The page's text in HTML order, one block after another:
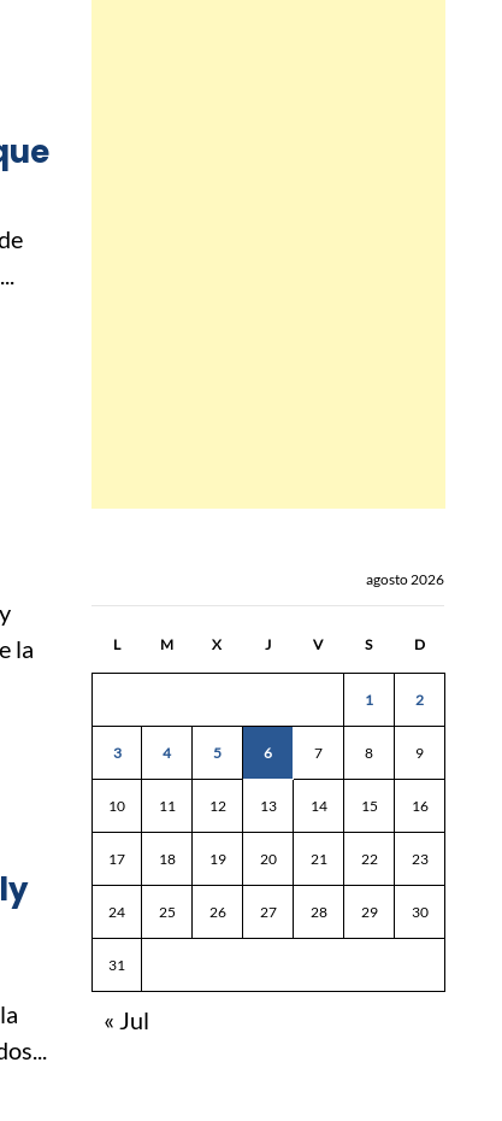
la
agosto 2026
L M X J V S D
1 2
3 4 5 6 7 8 9
10 11 12 13 14 15 16
17 18 19 20 21 22 23
24 25 26 27 28 29 30
31
« Jul